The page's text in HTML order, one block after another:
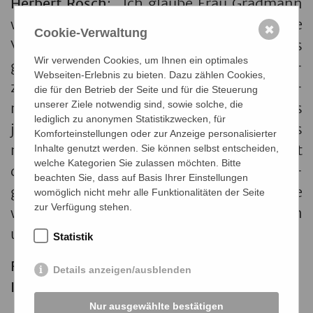
wäre mit un­se­rer Ar­beit zu­frie­den. Die
Vor­stän­de der Stif­tung haben ihr Bes­tes
ge­ge­ben, um den Stif­ter­wil­len um­zu­set­
zen. Wenn sie die vier Häu­ser der Grad­
mann-Stif­tung sehen würde und auch das
jüngs­te, das Haus Li­se­lot­te in Ruit, das
nach ihr be­nannt wurde, sowie die Ar­beit
der De­menz Sup­port Stutt­gart in den ver­
gan­ge­nen 20 Jah­ren - ich denke, sie würde
wie­der die glei­che Ent­schei­dung tref­fen
und die Stif­tung grün­den.“
Rai­ner Lech­ner – Was zeich­net ihn als
Ihren Nach­fol­ger aus?
Cookie-Verwaltung
Wir verwenden Cookies, um Ihnen ein optimales
Webseiten-Erlebnis zu bieten. Dazu zählen Cookies,
die für den Betrieb der Seite und für die Steuerung
unserer Ziele notwendig sind, sowie solche, die
lediglich zu anonymen Statistikzwecken, für
Komforteinstellungen oder zur Anzeige personalisierter
Inhalte genutzt werden. Sie können selbst entscheiden,
welche Kategorien Sie zulassen möchten. Bitte
beachten Sie, dass auf Basis Ihrer Einstellungen
womöglich nicht mehr alle Funktionalitäten der Seite
zur Verfügung stehen.
Statistik
Details anzeigen/ausblenden
Nur ausgewählte bestätigen
✖